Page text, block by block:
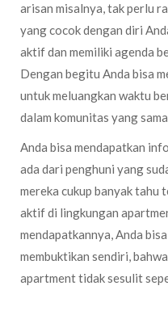
arisan misalnya, tak perlu
yang cocok dengan diri
aktif dan memiliki agenda
Dengan begitu Anda bisa
untuk meluangkan waktu
dalam komunitas yang
Anda bisa mendapatkan
ada dari penghuni yang
mereka cukup banyak tahu
aktif di lingkungan
mendapatkannya, Anda
membuktikan sendiri,
apartment tidak sesulit